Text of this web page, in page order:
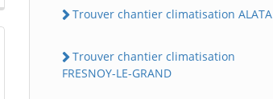
Trouver chantier climatisation ALATA
Trouver chantier climatisation
FRESNOY-LE-GRAND